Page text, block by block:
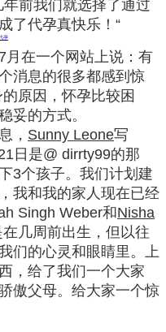
年前我们就选择了通过
了代孕真快乐！“
7月 在一个网站上说： 有
消息的很多都感到惊
原因，怀孕比较困
妥的方式。
， Sunny Leone写
日是@ dirrty99的那
3个孩子。我们计划建
，我和我的家人现在已经
Singh Weber和Nisha
在 几周前出生，但 以往
们的心灵和眼睛里。上
，给了我们一个大家
傲父母。给大家一个惊